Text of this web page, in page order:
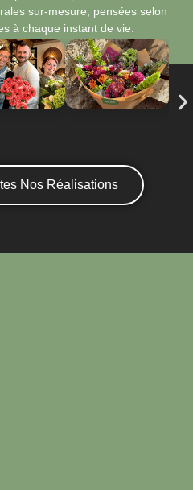
sur-mesure, pensées selon
à chaque instant de vie.
Nos Réalisations